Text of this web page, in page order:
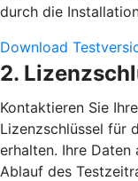
durch die
Download
2.
Kontaktieren Sie
Lizenzschlüssel für
erhalten. Ihre Daten
Ablauf des